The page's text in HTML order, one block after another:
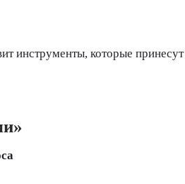
инструменты, которые